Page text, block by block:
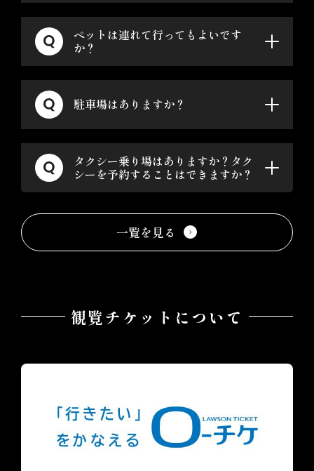
ペットは連れて行ってもよいです
か？
駐車場はありますか？
タクシー乗り場はありますか？タク
シーを予約することはできますか？
一覧を見る
観覧チケットについて